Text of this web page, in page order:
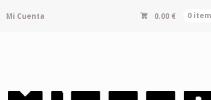
Mi Cuenta 0.00 € 0